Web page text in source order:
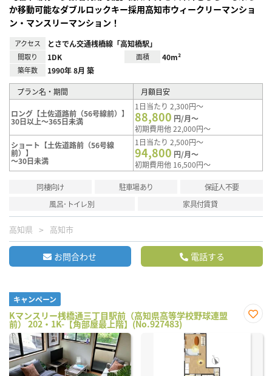
か移動可能なダブルロックキー採用高知市ウィークリーマンショ
ン・マンスリーマンション！
アクセス とさでん交通桟橋線「高知橋駅」
間取り 1DK 面積 40m²
築年数 1990年 8月 築
プラン名・期間 月額目安
ロング【土佐道路前（56号線前）】
30日以上～365日未満
1日当たり 2,300円～
88,800 円/月～
初期費用他 22,000円～
ショート【土佐道路前（56号線
前）】
～30日未満
1日当たり 2,500円～
94,800 円/月～
初期費用他 16,500円～
同棲向け 駐車場あり
保証人不要
風呂･トイレ別
家具付賃貸
高知県 高知市
お問合わせ 電話する
キャンペーン
Kマンスリー桟橋通三丁目駅前（高知県高等学校野球連盟
前） 202・1K-【角部屋最上階】(No.927483)
に入